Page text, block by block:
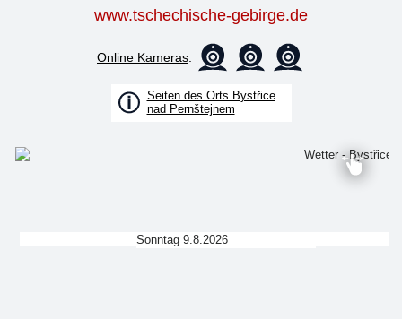
www.tschechische-gebirge.de
Online Kameras:
Seiten des Orts Bystřice
nad Pernštejnem
Sonntag 9.8.2026